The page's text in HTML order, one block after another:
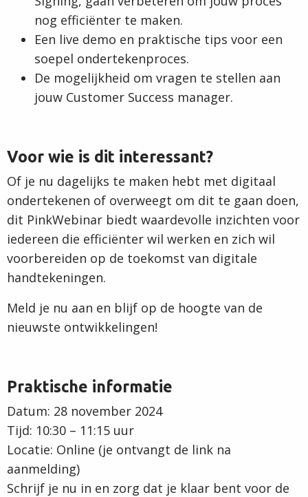
nog efficiënter te maken.
Een live demo en praktische tips voor een
soepel ondertekenproces.
De mogelijkheid om vragen te stellen aan
jouw Customer Success manager.
Voor wie is dit interessant?
Of je nu dagelijks te maken hebt met digitaal
ondertekenen of overweegt om dit te gaan doen,
dit PinkWebinar biedt waardevolle inzichten voor
iedereen die efficiënter wil werken en zich wil
voorbereiden op de toekomst van digitale
handtekeningen.
Meld je nu aan en blijf op de hoogte van de
nieuwste ontwikkelingen!
Praktische informatie
Datum: 28 november 2024
Tijd: 10:30 – 11:15 uur
Locatie: Online (je ontvangt de link na
aanmelding)
Schrijf je nu in en zorg dat je klaar bent voor de